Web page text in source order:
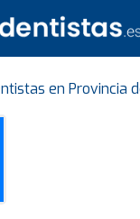
en Provincia